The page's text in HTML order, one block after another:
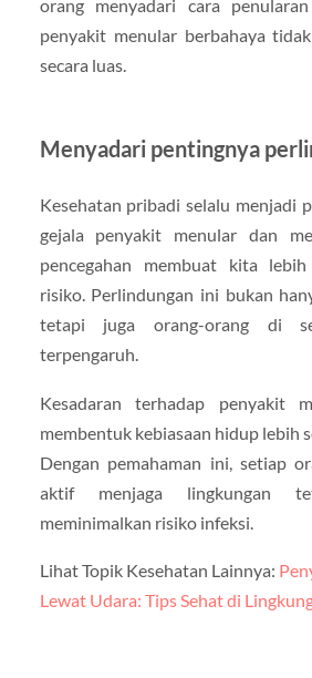
orang menyadari cara
penyakit menular berbahaya
secara luas.
Menyadari pentingnya
Kesehatan pribadi selalu menjadi
gejala penyakit menular dan
pencegahan membuat kita
risiko. Perlindungan ini bukan
tetapi juga orang-orang di
terpengaruh.
Kesadaran terhadap penyakit
membentuk kebiasaan hidup lebih
Dengan pemahaman ini, setiap
aktif menjaga lingkungan
meminimalkan risiko infeksi.
Lihat Topik Kesehatan Lainnya:
Lewat Udara: Tips Sehat di